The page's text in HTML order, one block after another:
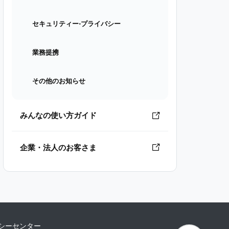
セキュリティー⋅プライバシー
業務提携
その他のお知らせ
みんなの使い方ガイド
企業・法人のお客さま
ーセンター